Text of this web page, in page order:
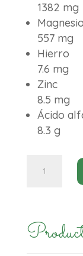
1382 mg
Magnesio
557 mg
Hierro
7.6 mg
Zinc
8.5 mg
Ácido
8.3 g
bio